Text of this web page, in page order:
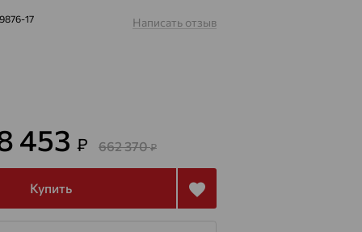
17 Написать отзыв
453 ₽ 662 370₽
Купить